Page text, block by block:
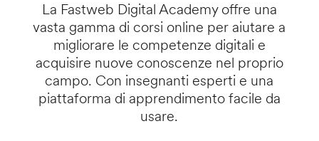
La Fastweb Digital Academy offre una
vasta gamma di corsi online per aiutare a
migliorare le competenze digitali e
acquisire nuove conoscenze nel proprio
campo. Con insegnanti esperti e una
piattaforma di apprendimento facile da
usare.